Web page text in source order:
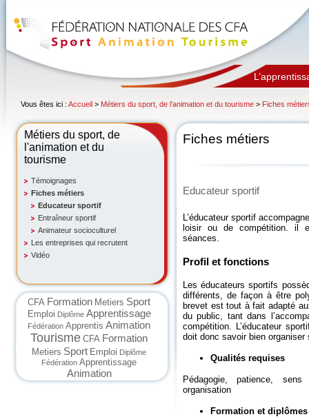
Vous êtes ici : Accueil > Métiers du sport, de l'animation et du tourisme > Fiches
Métiers du sport, de
l'animation et du
tourisme
Témoignages
Fiches métiers
Educateur sportif
Entraîneur sportif
Animateur socioculturel
Les entreprises qui recrutent
Vidéo
CFA Formation Metiers Sport
Emploi Diplôme Apprentissage
Fédération Apprentis Animation
Tourisme CFA Formation
Metiers Sport Emploi Diplôme
Fédération Apprentissage
Animation
Fiches métiers
Educateur sportif
L’éducateur sportif
loisir ou de compétition. il
séances.
Profil et fonctions
Les éducateurs sportifs
différents, de façon à être
brevet est tout à fait adapté
du public, tant dans
compétition. L’éducateur
doit donc savoir bien
Qualités requises
Pédagogie, patience,
organisation
Formation et diplômes